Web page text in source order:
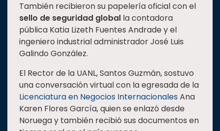
También recibieron su papelería oficial con el
sello de seguridad global la contadora
pública Katia Lizeth Fuentes Andrade y el
ingeniero industrial administrador José Luis
Galindo González.
El Rector de la UANL, Santos Guzmán, sostuvo
una conversación virtual con la egresada de la
Licenciatura en Negocios InternacionalesAna
Karen Flores García, quien se enlazó desde
Noruega y también recibió sus documentos en